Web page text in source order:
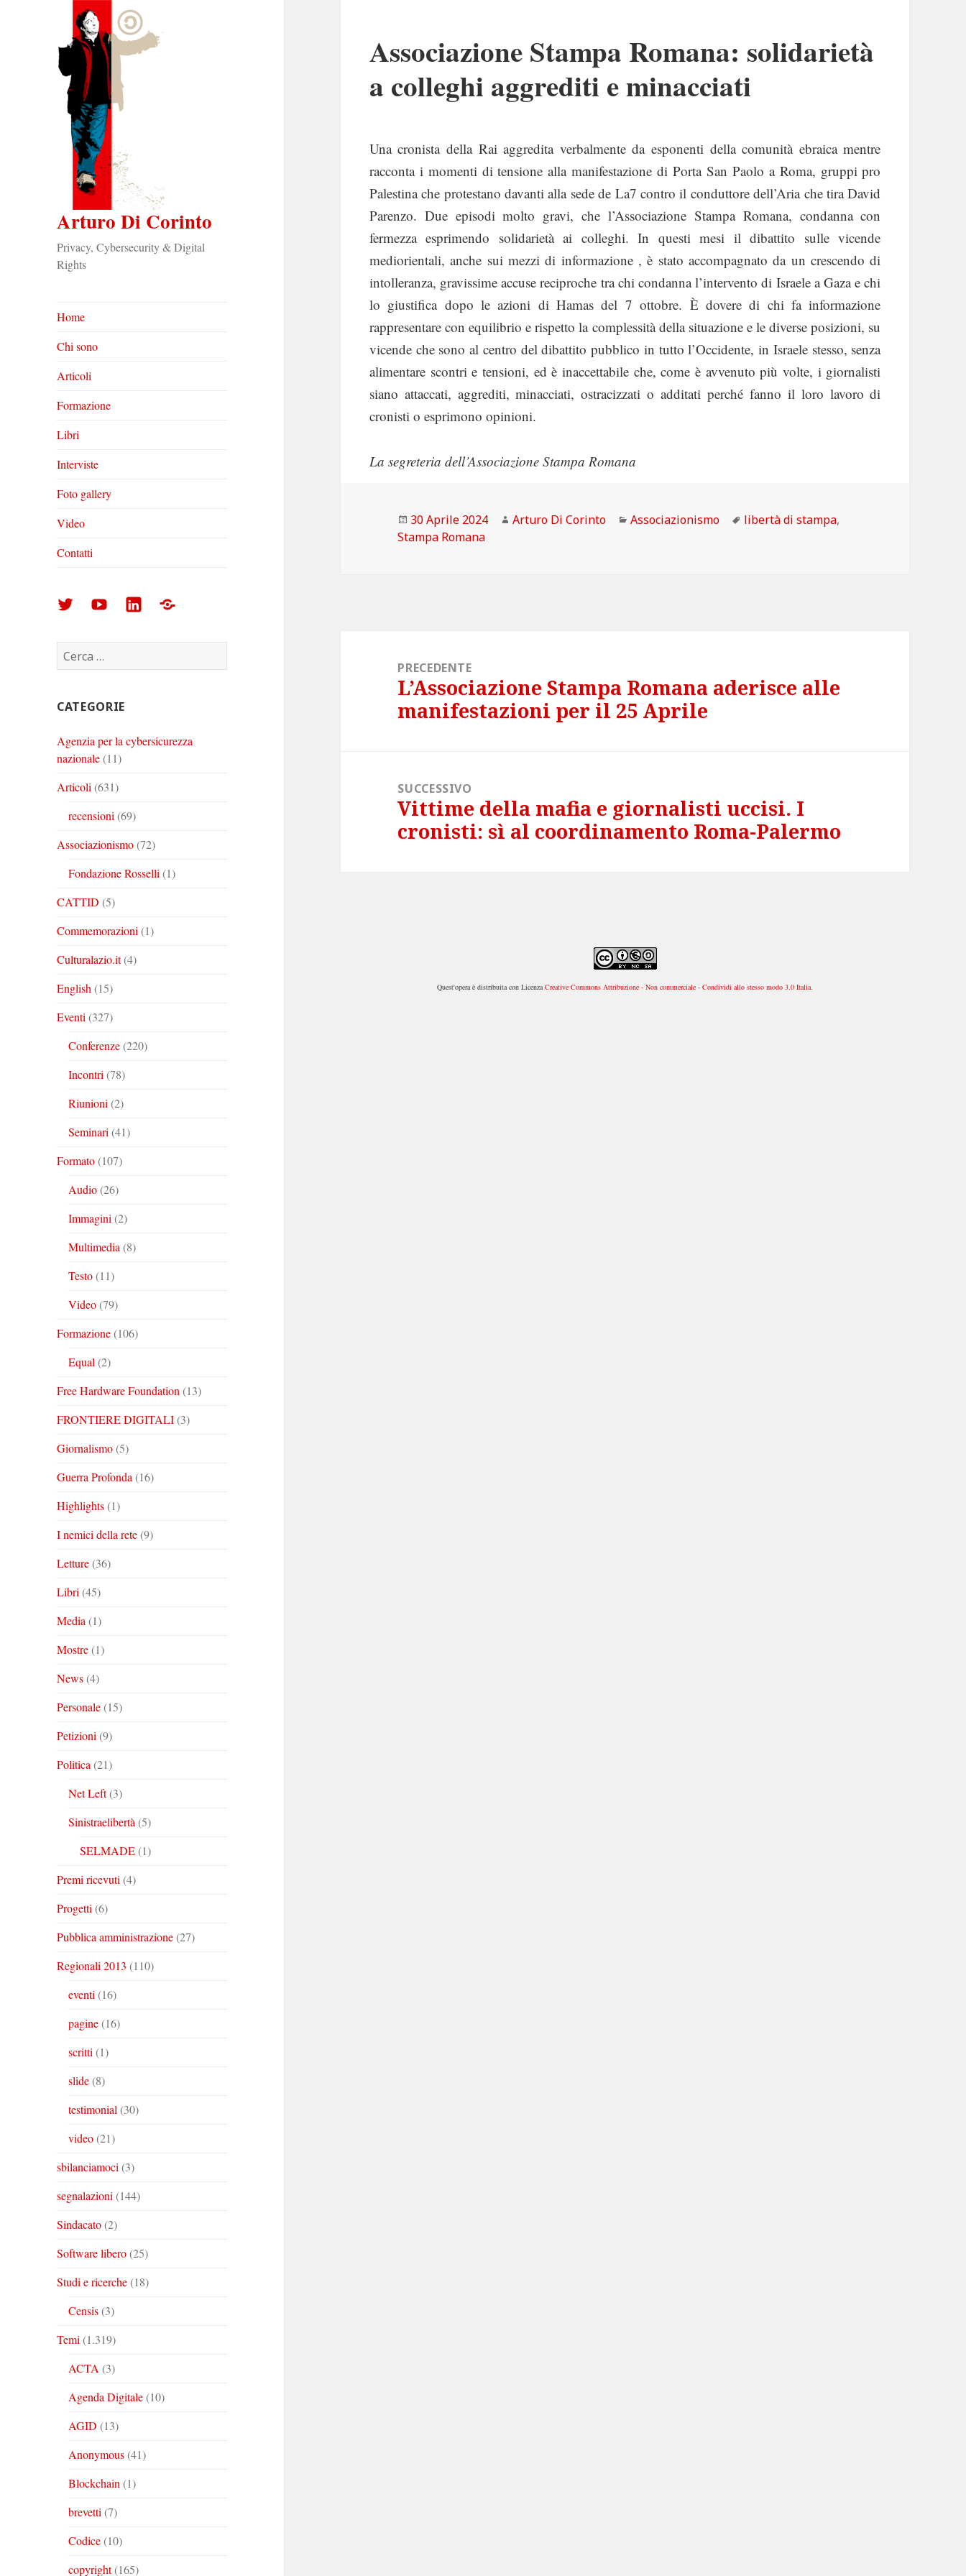
Arturo Di Corinto
Privacy, Cybersecurity & Digital
Rights
Home
Chi sono
Articoli
Formazione
Libri
Interviste
Foto gallery
Video
Contatti
Arturo
Corinto
su
Arturo
Corinto
su
Arturo
su
Foto
Ricerca
per:
CATEGORIE
Agenzia per la cybersicurezza
nazionale(11)
Articoli (631)
recensioni (69)
Associazionismo(72)
Fondazione Rosselli (1)
CATTID (5)
Commemorazioni (1)
Culturalazio.it(4)
English (15)
Eventi (327)
Conferenze(220)
Incontri (78)
Riunioni (2)
Seminari (41)
Formato(107)
Audio(26)
Immagini (2)
Multimedia (8)
Testo(11)
Video(79)
Formazione(106)
Equal (2)
Free Hardware Foundation (13)
FRONTIERE DIGITALI(3)
Giornalismo(5)
Guerra Profonda (16)
Highlights(1)
I nemici della rete(9)
Letture(36)
Libri (45)
Media (1)
Mostre(1)
News(4)
Personale(15)
Petizioni (9)
Politica (21)
Net Left(3)
Sinistraelibertà (5)
SELMADE(1)
Premi ricevuti (4)
Progetti (6)
Pubblica amministrazione(27)
Regionali 2013 (110)
eventi (16)
pagine(16)
scritti (1)
slide(8)
testimonial (30)
video(21)
sbilanciamoci (3)
segnalazioni (144)
Sindacato(2)
Software libero(25)
Studi e ricerche(18)
Censis(3)
Temi (1.319)
ACTA (3)
Agenda Digitale(10)
AGID (13)
Anonymous(41)
Blockchain (1)
brevetti (7)
Codice(10)
copyright(165)
Associazione Stampa Romana: solidarietà
a colleghi aggrediti e minacciati
Una cronista della Rai aggredita verbalmente da esponenti della comunità ebraica mentre
racconta i momenti di tensione alla manifestazione di Porta San Paolo a Roma, gruppi pro
Palestina che protestano davanti alla sede de La7 contro il conduttore dell’Aria che tira David
Parenzo. Due episodi molto gravi, che l’Associazione Stampa Romana, condanna con
fermezza esprimendo solidarietà ai colleghi. In questi mesi il dibattito sulle vicende
mediorientali, anche sui mezzi di informazione , è stato accompagnato da un crescendo di
intolleranza, gravissime accuse reciproche tra chi condanna l’intervento di Israele a Gaza e chi
lo giustifica dopo le azioni di Hamas del 7 ottobre. È dovere di chi fa informazione
rappresentare con equilibrio e rispetto la complessità della situazione e le diverse posizioni, su
vicende che sono al centro del dibattito pubblico in tutto l’Occidente, in Israele stesso, senza
alimentare scontri e tensioni, ed è inaccettabile che, come è avvenuto più volte, i giornalisti
siano attaccati, aggrediti, minacciati, ostracizzati o additati perché fanno il loro lavoro di
cronisti o esprimono opinioni.
La segreteria dell’Associazione Stampa Romana
Scritto
il
30 Aprile 2024 Autore
Arturo Di Corinto Categorie
Associazionismo Tag
libertà di stampa,
Stampa Romana
PRECEDENTE
Articolo
precedente:
L’Associazione Stampa Romana aderisce alle
manifestazioni per il 25 Aprile
SUCCESSIVO
Articolo
successivo:
Vittime della mafia e giornalisti uccisi. I
cronisti: sì al coordinamento Roma-Palermo
Quest'opera è distribuita con LicenzaCreative Commons Attribuzione - Non commerciale - Condividi allo stesso modo 3.0 Italia.